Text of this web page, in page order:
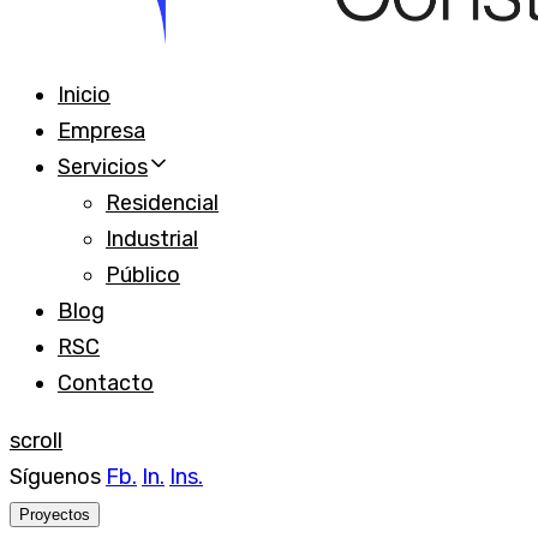
Inicio
Empresa
Servicios
Residencial
Industrial
Público
Blog
RSC
Contacto
scroll
Síguenos Fb. In. Ins.
Proyectos